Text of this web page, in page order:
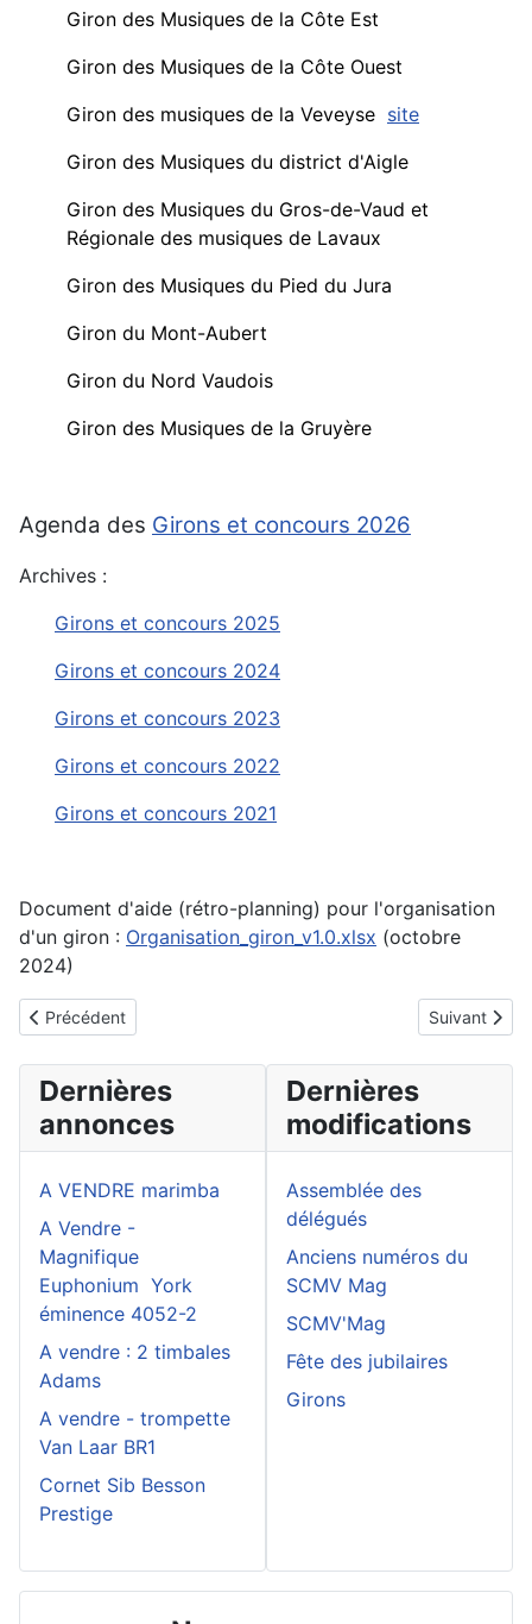
Giron des Musiques de la Côte Est
Giron des Musiques de la Côte Ouest
Giron des musiques de la Veveyse site
Giron des Musiques du district d'Aigle
Giron des Musiques du Gros-de-Vaud et
Régionale des musiques de Lavaux
Giron des Musiques du Pied du Jura
Giron du Mont-Aubert
Giron du Nord Vaudois
Giron des Musiques de la Gruyère
Agenda des Girons et concours 2026
Archives :
Girons et concours 2025
Girons et concours 2024
Girons et concours 2023
Girons et concours 2022
Girons et concours 2021
Document d'aide (rétro-planning) pour l'organisation
d'un giron : Organisation_giron_v1.0.xlsx (octobre
2024)
Article précédent : Editorial du N° 120
Précédent Article
Suivant
Dernières
annonces
A VENDRE marimba
A Vendre -
Magnifique
Euphonium York
éminence 4052-2
A vendre : 2 timbales
Adams
A vendre - trompette
Van Laar BR1
Cornet Sib Besson
Prestige
Dernières
modifications
Assemblée des
délégués
Anciens numéros du
SCMV Mag
SCMV'Mag
Fête des jubilaires
Girons